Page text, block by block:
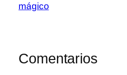
mágico
Comentarios